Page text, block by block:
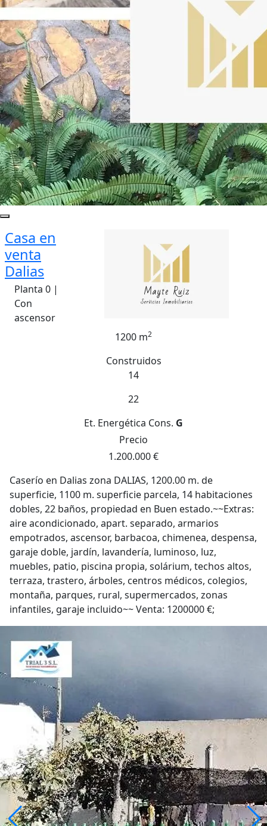
Casa en
venta
Dalias
Planta 0 |
Con
ascensor
1200 m2
Construidos
14
22
Et. Energética Cons. G
Precio
1.200.000 €
Caserío en Dalias zona DALIAS, 1200.00 m. de
superficie, 1100 m. superficie parcela, 14 habitaciones
dobles, 22 baños, propiedad en Buen estado.~~Extras:
aire acondicionado, apart. separado, armarios
empotrados, ascensor, barbacoa, chimenea, despensa,
garaje doble, jardín, lavandería, luminoso, luz,
muebles, patio, piscina propia, solárium, techos altos,
terraza, trastero, árboles, centros médicos, colegios,
montaña, parques, rural, supermercados, zonas
infantiles, garaje incluido~~ Venta: 1200000 €;